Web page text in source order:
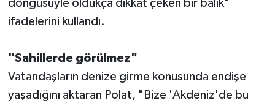
döngüsüyle oldukça dikkat çeken bir balık"
ifadelerini kullandı.
"Sahillerde görülmez"
Vatandaşların denize girme konusunda endişe
yaşadığını aktaran Polat, "Bize 'Akdeniz'de bu